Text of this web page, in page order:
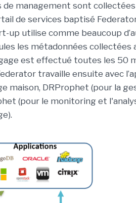
management sont
de services baptisé
up utilise comme beaucoup
les métadonnées collectées
est effectué toutes les 50
travaille ensuite avec
maison, DRProphet (pour la
(pour le monitoring et